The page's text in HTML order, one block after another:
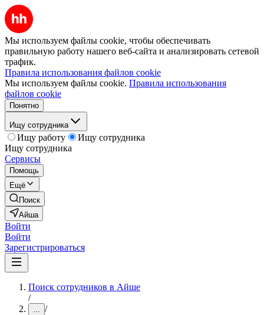
Мы используем файлы cookie, чтобы обеспечивать
правильную работу нашего веб-сайта и анализировать сетевой
трафик.
Правила использования файлов cookie
Мы используем файлы cookie. Правила использования
файлов cookie
Понятно
Ищу сотрудника
Ищу работу
Ищу сотрудника
Ищу сотрудника
Сервисы
Помощь
Ещё
Поиск
Айша
Войти
Войти
Зарегистрироваться
Поиск сотрудников в Айше
/
... /